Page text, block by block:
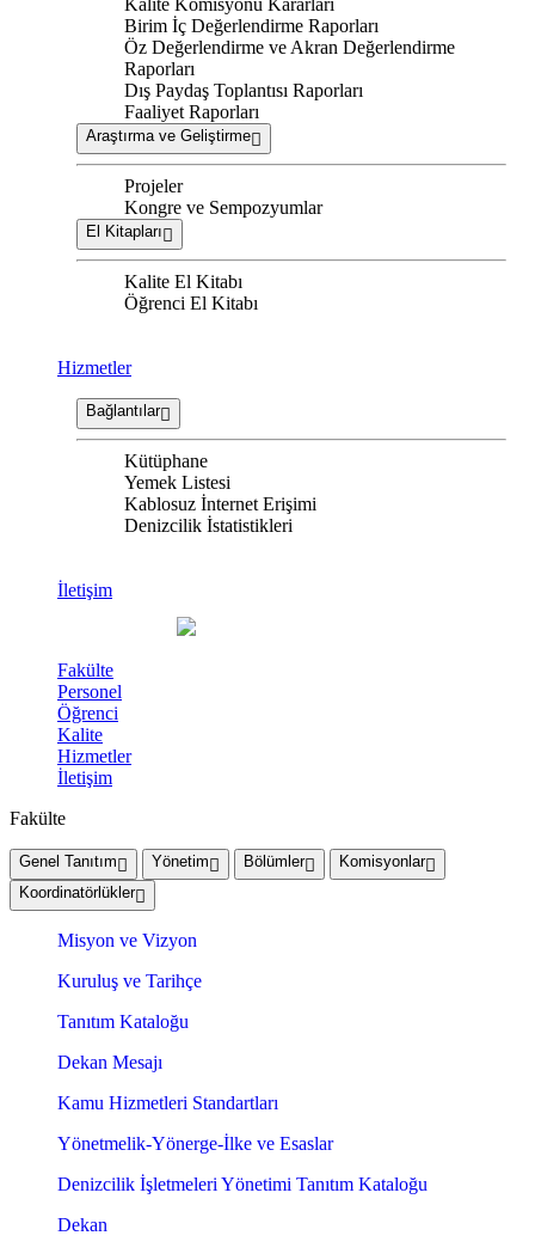
Kalite Komisyonu Kararları
Birim İç Değerlendirme Raporları
Öz Değerlendirme ve Akran Değerlendirme
Raporları
Dış Paydaş Toplantısı Raporları
Faaliyet Raporları
Araştırma ve Geliştirme
Projeler
Kongre ve Sempozyumlar
El Kitapları
Kalite El Kitabı
Öğrenci El Kitabı
Hizmetler
Bağlantılar
Kütüphane
Yemek Listesi
Kablosuz İnternet Erişimi
Denizcilik İstatistikleri
İletişim
Fakülte
Personel
Öğrenci
Kalite
Hizmetler
İletişim
Fakülte
Genel Tanıtım Yönetim Bölümler
Komisyonlar
Koordinatörlükler
Misyon ve Vizyon
Kuruluş ve Tarihçe
Tanıtım Kataloğu
Dekan Mesajı
Kamu Hizmetleri Standartları
Yönetmelik-Yönerge-İlke ve Esaslar
Denizcilik İşletmeleri Yönetimi Tanıtım Kataloğu
Dekan